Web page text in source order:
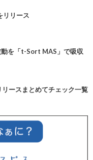
リリース
を「t-Sort MAS」で吸収
リースまとめてチェック一覧